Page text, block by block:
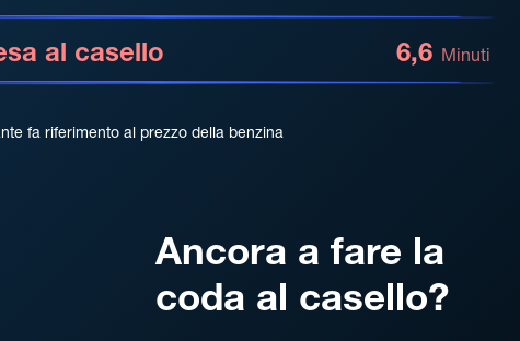
al casello 6,6 Minuti
fa riferimento al prezzo della benzina
Ancora a fare la
coda al casello?